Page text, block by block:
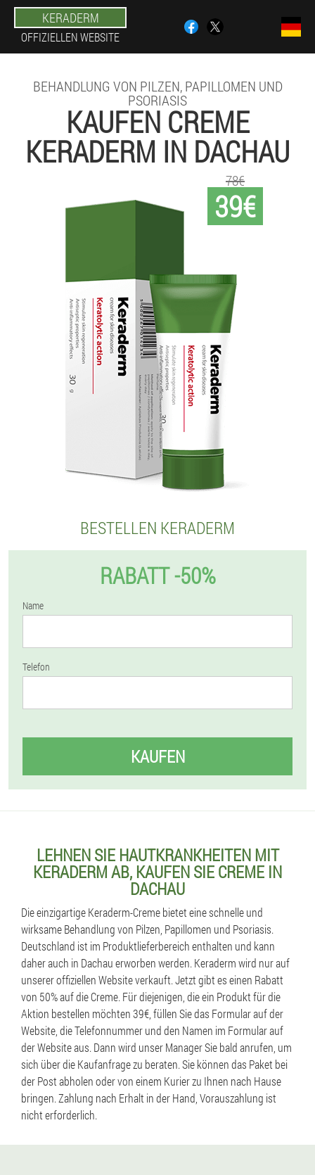
KERADERM
OFFIZIELLEN WEBSITE
BEHANDLUNG VON PILZEN, PAPILLOMEN UND
PSORIASIS
KAUFEN CREME
KERADERM IN DACHAU
39€
78€
BESTELLEN KERADERM
RABATT -50%
Name
Telefon
KAUFEN
LEHNEN SIE HAUTKRANKHEITEN MIT
KERADERM AB, KAUFEN SIE CREME IN
DACHAU
Die einzigartige Keraderm-Creme bietet eine schnelle und
wirksame Behandlung von Pilzen, Papillomen und Psoriasis.
Deutschland ist im Produktlieferbereich enthalten und kann
daher auch in Dachau erworben werden. Keraderm wird nur auf
unserer offiziellen Website verkauft. Jetzt gibt es einen Rabatt
von 50% auf die Creme. Für diejenigen, die ein Produkt für die
Aktion bestellen möchten 39€, füllen Sie das Formular auf der
Website, die Telefonnummer und den Namen im Formular auf
der Website aus. Dann wird unser Manager Sie bald anrufen, um
sich über die Kaufanfrage zu beraten. Sie können das Paket bei
der Post abholen oder von einem Kurier zu Ihnen nach Hause
bringen. Zahlung nach Erhalt in der Hand, Vorauszahlung ist
nicht erforderlich.